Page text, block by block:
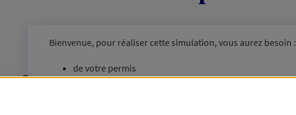
Bienvenue, pour réaliser cette simulation, vous aurez besoin :
de votre permis